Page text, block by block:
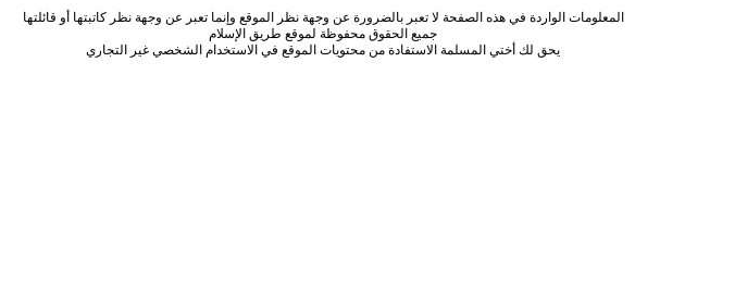
المعلومات الواردة في هذه الصفحة لا تعبر بالضرورة عن وجهة نظر الموقع وإنما تعبر عن وجهة نظر كاتبتها أو قائلتها
جميع الحقوق محفوظة لموقع طريق الإسلام
يحق لك أختي المسلمة الاستفادة من محتويات الموقع في الاستخدام الشخصي غير التجاري